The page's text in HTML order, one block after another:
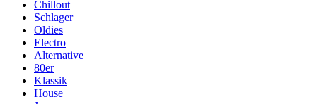
Chillout
Schlager
Oldies
Electro
Alternative
80er
Klassik
House